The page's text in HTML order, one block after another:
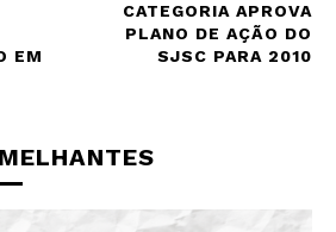
EM
CATEGORIA APROVA
PLANO DE AÇÃO DO
SJSC PARA 2010